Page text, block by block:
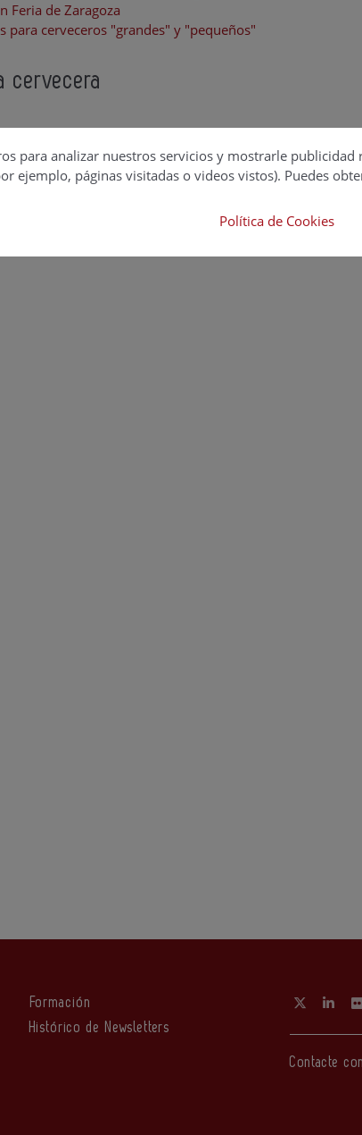
Feria de Zaragoza
para cerveceros "grandes" y "pequeños"
cervecera
Formación
Histórico de Newsletters
Contacte
para analizar nuestros servicios y mostrarle
ejemplo, páginas visitadas o videos vistos). Puedes
Política de Cookies